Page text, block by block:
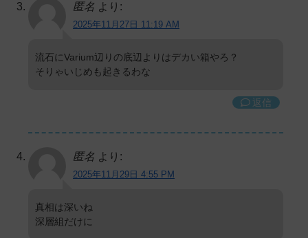
匿名 より:
2025年11月27日 11:19 AM
流石にVarium辺りの底辺よりはデカい箱やろ？
そりゃいじめも起きるわな
返信
匿名 より:
2025年11月29日 4:55 PM
真相は深いね
深層組だけに